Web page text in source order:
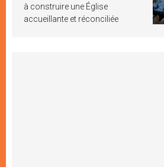
à construire une Église
accueillante et réconciliée